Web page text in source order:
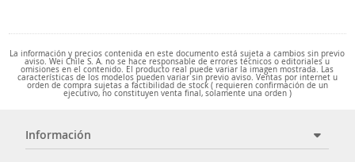
La información y precios contenida en este documento está sujeta a cambios sin previo
aviso. Wei Chile S. A. no se hace responsable de errores técnicos o editoriales u
omisiones en el contenido. El producto real puede variar la imagen mostrada. Las
características de los modelos pueden variar sin previo aviso. Ventas por internet u
orden de compra sujetas a factibilidad de stock ( requieren confirmación de un
ejecutivo, no constituyen venta final, solamente una orden )
Información